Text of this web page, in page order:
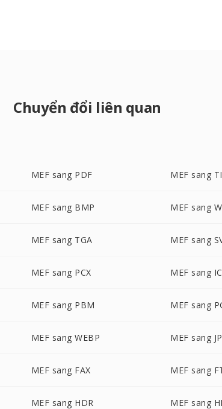
Chuyển đổi liên quan
MEF sang PDF MEF sang
MEF sang BMP MEF sang
MEF sang TGA MEF sang
MEF sang PCX MEF sang
MEF sang PBM MEF sang
MEF sang WEBP MEF sang
MEF sang FAX MEF sang
MEF sang HDR MEF sang